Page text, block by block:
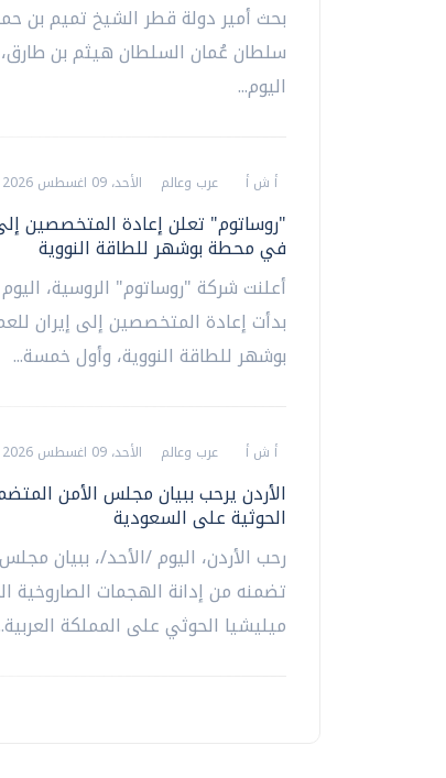
بحث أمير دولة قطر الشيخ تميم بن
سلطان عُمان السلطان هيثم بن
اليوم...
أ ش أ عرب وعالم الأحد، 09 اغسطس 2026 03:30 م
"روساتوم" تعلن إعادة المتخصصين
في محطة بوشهر للطاقة النووية
أعلنت شركة "روساتوم" الروسية،
بدأت إعادة المتخصصين إلى إيران
بوشهر للطاقة النووية، وأول خمسة...
أ ش أ عرب وعالم الأحد، 09 اغسطس 2026 03:25 م
الأردن يرحب ببيان مجلس الأمن
الحوثية على السعودية
رحب الأردن، اليوم /الأحد/، ببيان
تضمنه من إدانة الهجمات الصاروخية
ميليشيا الحوثي على المملكة